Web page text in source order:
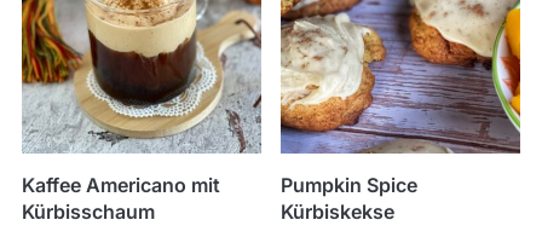
Kaffee Americano mit
Kürbisschaum
Pumpkin Spice
Kürbiskekse